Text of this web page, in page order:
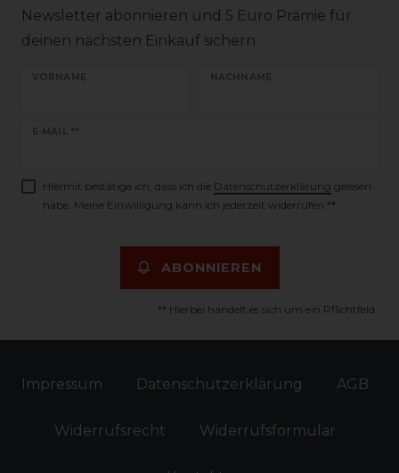
Newsletter abonnieren und 5 Euro Prämie für
deinen nächsten Einkauf sichern
VORNAME NACHNAME
E-MAIL **
Newsletter
Hiermit bestätige ich, dass ich die Daten­schutz­erklärung gelesen
habe. Meine Einwilligung kann ich jederzeit widerrufen.**
ABONNIEREN
** Hierbei handelt es sich um ein Pflichtfeld.
Impressum Daten­schutz­erklärung AGB
Widerrufs­recht Widerrufs­formular